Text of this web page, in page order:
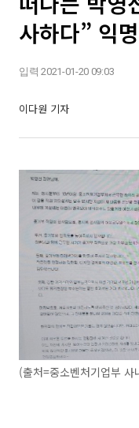
사하다” 익
입력 2021-01-20 09:03
이다원 기자
(출처=중소벤처기업부 사